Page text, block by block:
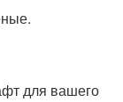
для вашего